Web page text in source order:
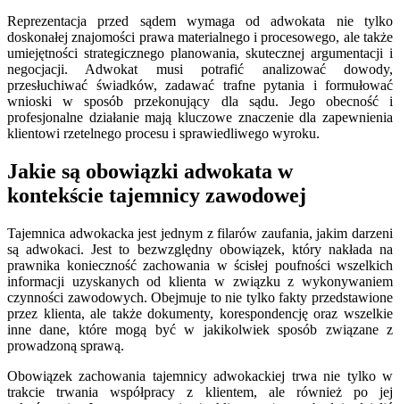
Reprezentacja przed sądem wymaga od adwokata nie tylko
doskonałej znajomości prawa materialnego i procesowego, ale także
umiejętności strategicznego planowania, skutecznej argumentacji i
negocjacji. Adwokat musi potrafić analizować dowody,
przesłuchiwać świadków, zadawać trafne pytania i formułować
wnioski w sposób przekonujący dla sądu. Jego obecność i
profesjonalne działanie mają kluczowe znaczenie dla zapewnienia
klientowi rzetelnego procesu i sprawiedliwego wyroku.
Jakie są obowiązki adwokata w
kontekście tajemnicy zawodowej
Tajemnica adwokacka jest jednym z filarów zaufania, jakim darzeni
są adwokaci. Jest to bezwzględny obowiązek, który nakłada na
prawnika konieczność zachowania w ścisłej poufności wszelkich
informacji uzyskanych od klienta w związku z wykonywaniem
czynności zawodowych. Obejmuje to nie tylko fakty przedstawione
przez klienta, ale także dokumenty, korespondencję oraz wszelkie
inne dane, które mogą być w jakikolwiek sposób związane z
prowadzoną sprawą.
Obowiązek zachowania tajemnicy adwokackiej trwa nie tylko w
trakcie trwania współpracy z klientem, ale również po jej